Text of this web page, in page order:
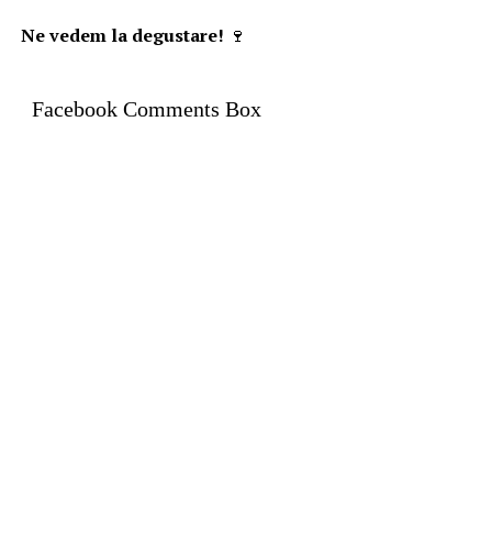
Ne vedem la degustare! 🍷
Facebook Comments Box